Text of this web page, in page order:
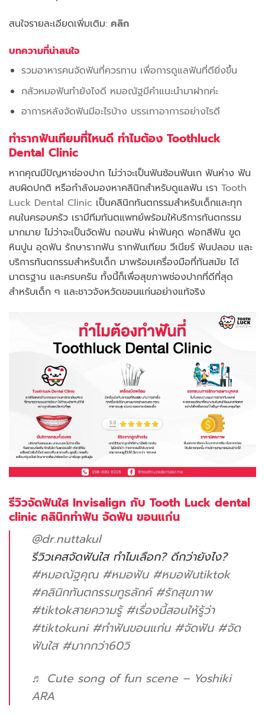
สนใจรายละเอียดเพิ่มเติม: คลิก
บทความที่น่าสนใจ
รวมอาหารคนจัดฟันที่ควรทาน เพื่อการดูแลฟันที่ดียิ่งขึ้น
กลัวหมอฟันทำยังไงดี หมอณัฐมีคำแนะนำมาฝากค่ะ
อาการหลังจัดฟันมีอะไรบ้าง บรรเทาอาการอย่างไรดี
ทำรากฟันเทียมที่ไหนดี ทำไมต้อง Toothluck
Dental Clinic
หากคุณมีปัญหาช่องปาก ไม่ว่าจะเป็นฟันซ้อนฟันเก ฟันห่าง ฟัน
สบผิดปกติ หรือกำลังมองหาคลินิกสำหรับดูแลฟัน เรา Tooth
Luck Dental Clinic เป็นคลินิกทันตกรรมสำหรับเด็กและทุก
คนในครอบครัว เรามีทีมทันตแพทย์พร้อมให้บริการทันตกรรม
มากมาย ไม่ว่าจะเป็นจัดฟัน ถอนฟัน ผ่าฟันคุด ฟอกสีฟัน ขูด
หินปูน อุดฟัน รักษารากฟัน รากฟันเทียม วีเนียร์ ฟันปลอม และ
บริการทันตกรรมสำหรับเด็ก มาพร้อมเครื่องมือที่ทันสมัย ได้
มาตรฐาน และครบครัน ทั้งนี้ก็เพื่อสุขภาพช่องปากที่ดีที่สุด
สำหรับเด็ก ๆ และชาวจังหวัดขอนแก่นอย่างแท้จริง
รีวิวจัดฟันใส Invisalign กับ Tooth Luck dental
clinic คลินิกทำฟัน จัดฟัน ขอนแก่น
@dr.nuttakul
รีวิวเคสจัดฟันใส ทำไมเลือก? ดีกว่ายังไง?
#หมอณัฐคุณ #หมอฟัน #หมอฟันtiktok
#คลินิกทันตกรรมทูธลักค์ #รักสุขภาพ
#tiktokสายความรู้ #เรื่องนี้สอนให้รู้ว่า
#tiktokuni #ทําฟันขอนแก่น #จัดฟัน #จัด
ฟันใส #มากกว่า60วิ
♬ Cute song of fun scene – Yoshiki
ARA